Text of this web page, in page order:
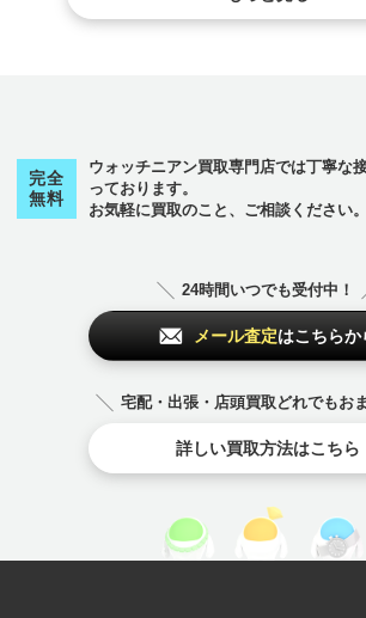
完全
無料
ウォッチニアン買取専門店では丁寧な
っております。
お気軽に買取のこと、ご相談ください。
24時間いつでも受付中！
メール査定はこちらか
宅配・出張・店頭買取どれでもお
詳しい買取方法はこちら